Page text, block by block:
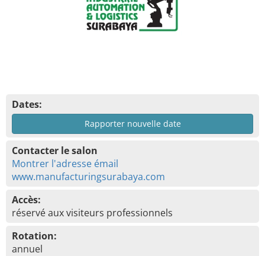
Dates:
Rapporter nouvelle date
Contacter le salon
Montrer l'adresse émail
www.manufacturingsurabaya.com
Accès:
réservé aux visiteurs professionnels
Rotation:
annuel